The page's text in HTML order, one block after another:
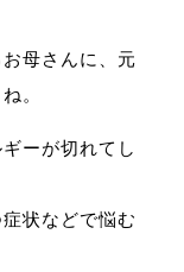
母さんに、元
。
ーが切れてし
状などで悩む